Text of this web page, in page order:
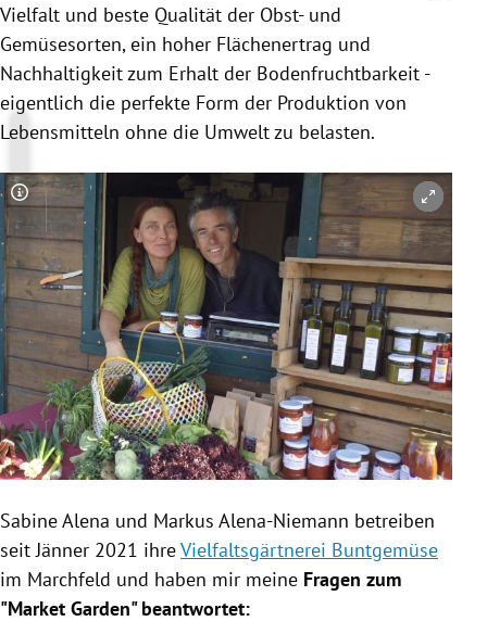
Vielfalt und beste Qualität der Obst- und
Gemüsesorten, ein hoher Flächenertrag und
Nachhaltigkeit zum Erhalt der Bodenfruchtbarkeit -
eigentlich die perfekte Form der Produktion von
Lebensmitteln ohne die Umwelt zu belasten.
Copyright-Hinweis öffnen/schließen
Sabine Alena und Markus Alena-Niemann betreiben
seit Jänner 2021 ihreVielfaltsgärtnerei Buntgemüse
im Marchfeld und haben mir meine Fragen zum
"Market Garden" beantwortet: